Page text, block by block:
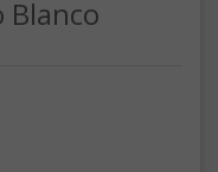
Blanco